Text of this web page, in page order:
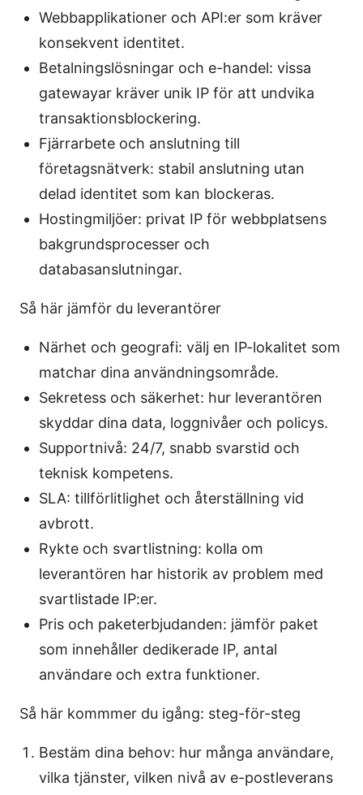
Webbapplikationer och API:er som kräver
konsekvent identitet.
Betalningslösningar och e-handel: vissa
gatewayar kräver unik IP för att undvika
transaktionsblockering.
Fjärrarbete och anslutning till
företagsnätverk: stabil anslutning utan
delad identitet som kan blockeras.
Hostingmiljöer: privat IP för webbplatsens
bakgrundsprocesser och
databasanslutningar.
Så här jämför du leverantörer
Närhet och geografi: välj en IP-lokalitet som
matchar dina användningsområde.
Sekretess och säkerhet: hur leverantören
skyddar dina data, loggnivåer och policys.
Supportnivå: 24/7, snabb svarstid och
teknisk kompetens.
SLA: tillförlitlighet och återställning vid
avbrott.
Rykte och svartlistning: kolla om
leverantören har historik av problem med
svartlistade IP:er.
Pris och paketerbjudanden: jämför paket
som innehåller dedikerade IP, antal
användare och extra funktioner.
Så här kommmer du igång: steg-för-steg
Bestäm dina behov: hur många användare,
vilka tjänster, vilken nivå av e-postleverans